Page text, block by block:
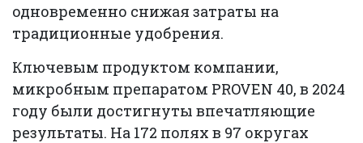
одновременно снижая затраты на
традиционные удобрения.
Ключевым продуктом компании,
микробным препаратом PROVEN 40, в 2024
году были достигнуты впечатляющие
результаты. На 172 полях в 97 округах